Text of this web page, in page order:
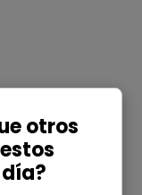
otros